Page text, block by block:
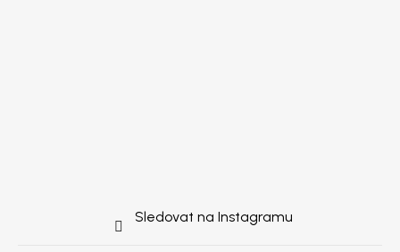
Sledovat na Instagramu